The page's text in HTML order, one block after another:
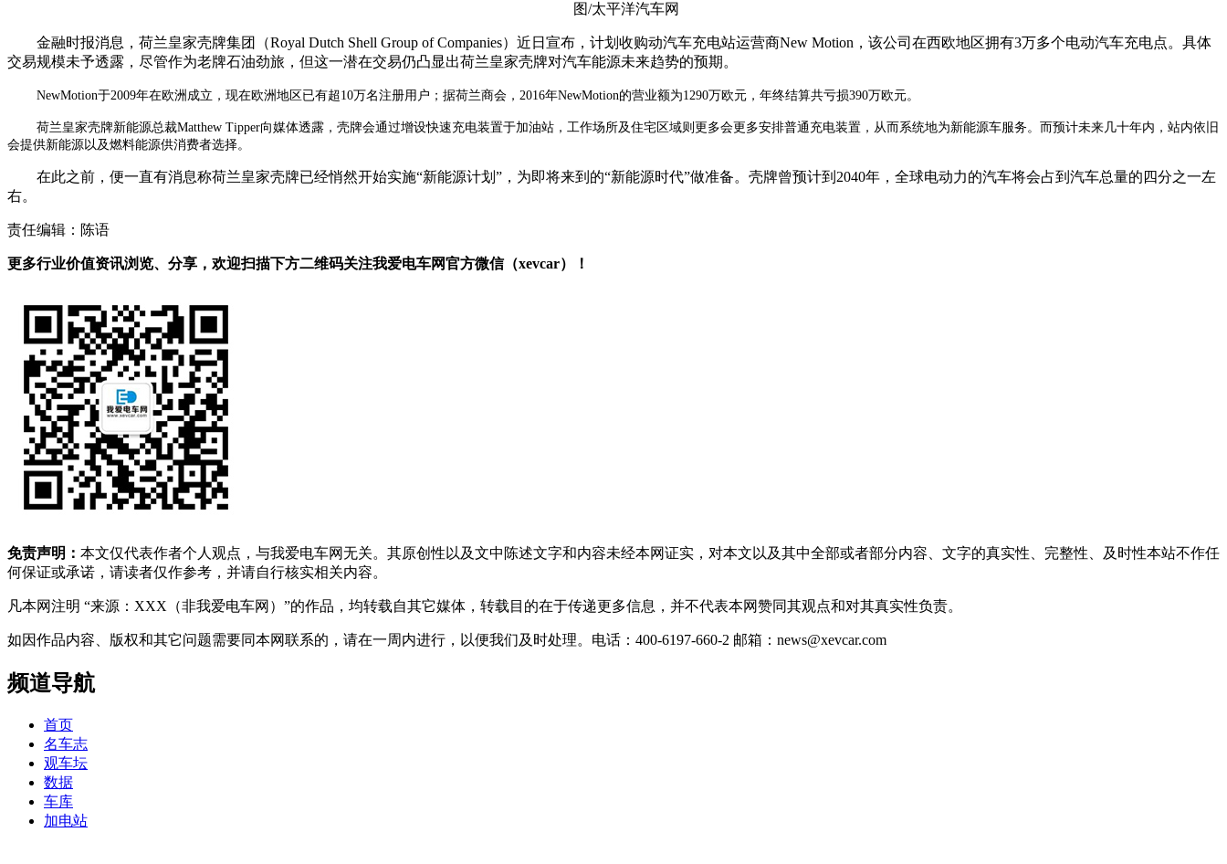
图/太平洋汽车网
金融时报消息，荷兰皇家壳牌集团（Royal Dutch Shell Group of Companies）近日宣布，计划收购动汽车充电站运营商New Motion，该公司在西欧地区拥有3万多个电动汽车充电点。具体
交易规模未予透露，尽管作为老牌石油劲旅，但这一潜在交易仍凸显出荷兰皇家壳牌对汽车能源未来趋势的预期。
NewMotion于2009年在欧洲成立，现在欧洲地区已有超10万名注册用户；据荷兰商会，2016年NewMotion的营业额为1290万欧元，年终结算共亏损390万欧元。
荷兰皇家壳牌新能源总裁Matthew Tipper向媒体透露，壳牌会通过增设快速充电装置于加油站，工作场所及住宅区域则更多会更多安排普通充电装置，从而系统地为新能源车服务。而预计未来几十年内，站内依旧
会提供新能源以及燃料能源供消费者选择。
在此之前，便一直有消息称荷兰皇家壳牌已经悄然开始实施“新能源计划”，为即将来到的“新能源时代”做准备。壳牌曾预计到2040年，全球电动力的汽车将会占到汽车总量的四分之一左
右。
责任编辑：陈语
更多行业价值资讯浏览、分享，欢迎扫描下方二维码关注我爱电车网官方微信（xevcar）！
免责声明： 本文仅代表作者个人观点，与我爱电车网无关。其原创性以及文中陈述文字和内容未经本网证实，对本文以及其中全部或者部分内容、文字的真实性、完整性、及时性本站不作任
何保证或承诺，请读者仅作参考，并请自行核实相关内容。
凡本网注明 “来源：XXX（非我爱电车网）”的作品，均转载自其它媒体，转载目的在于传递更多信息，并不代表本网赞同其观点和对其真实性负责。
如因作品内容、版权和其它问题需要同本网联系的，请在一周内进行，以便我们及时处理。电话：400-6197-660-2 邮箱：news@xevcar.com
频道导航
首页
名车志
观车坛
数据
车库
加电站